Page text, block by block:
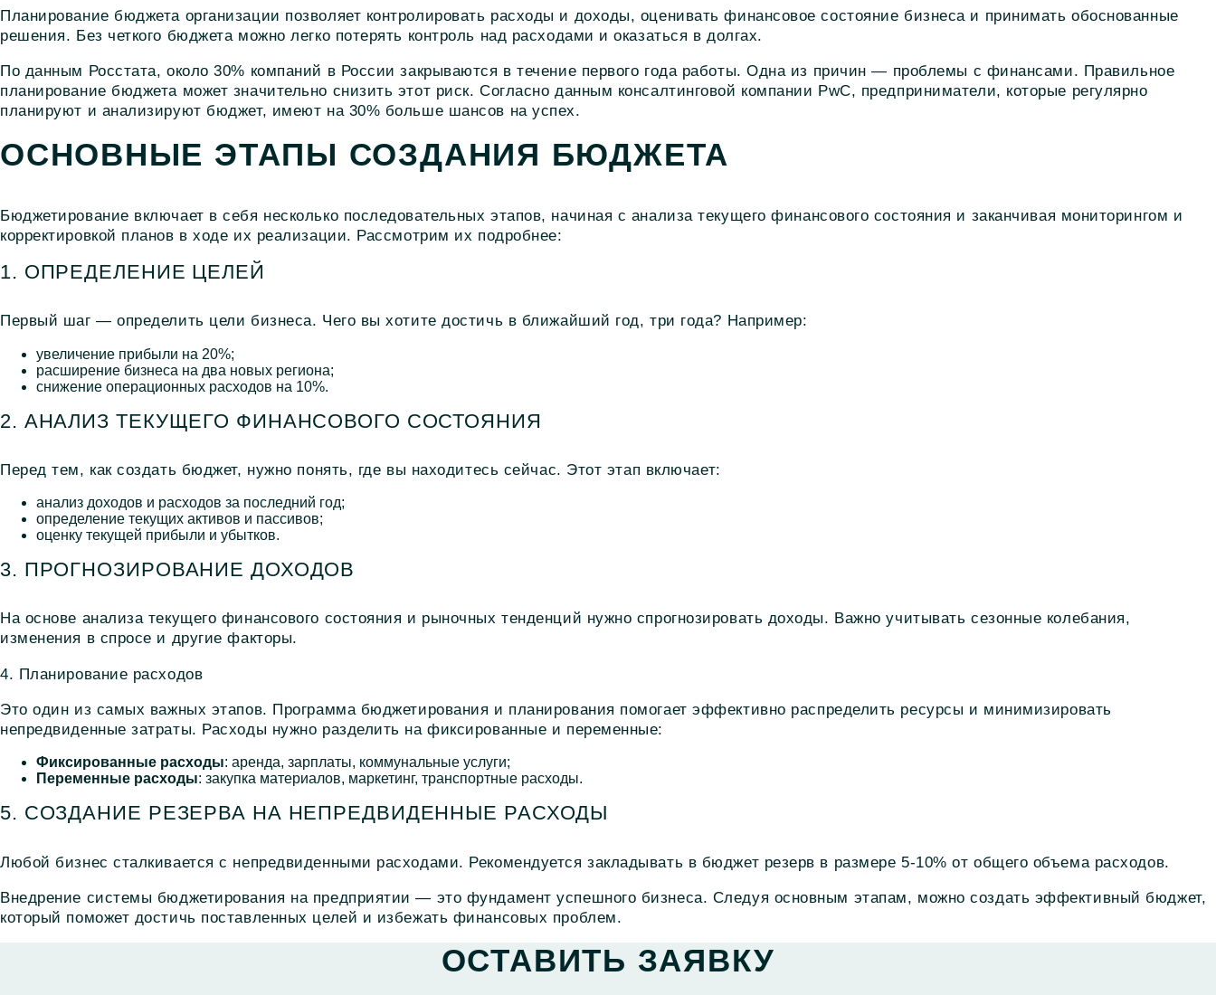
Планирование бюджета организации позволяет контролировать расходы и доходы, оценивать финансовое состояние бизнеса и принимать обоснованные
решения. Без четкого бюджета можно легко потерять контроль над расходами и оказаться в долгах.
По данным Росстата, около 30% компаний в России закрываются в течение первого года работы. Одна из причин — проблемы с финансами. Правильное
планирование бюджета может значительно снизить этот риск. Согласно данным консалтинговой компании PwC, предприниматели, которые регулярно
планируют и анализируют бюджет, имеют на 30% больше шансов на успех.
ОСНОВНЫЕ ЭТАПЫ СОЗДАНИЯ БЮДЖЕТА
Бюджетирование включает в себя несколько последовательных этапов, начиная с анализа текущего финансового состояния и заканчивая мониторингом и
корректировкой планов в ходе их реализации. Рассмотрим их подробнее:
1. ОПРЕДЕЛЕНИЕ ЦЕЛЕЙ
Первый шаг — определить цели бизнеса. Чего вы хотите достичь в ближайший год, три года? Например:
увеличение прибыли на 20%;
расширение бизнеса на два новых региона;
снижение операционных расходов на 10%.
2. АНАЛИЗ ТЕКУЩЕГО ФИНАНСОВОГО СОСТОЯНИЯ
Перед тем, как создать бюджет, нужно понять, где вы находитесь сейчас. Этот этап включает:
анализ доходов и расходов за последний год;
определение текущих активов и пассивов;
оценку текущей прибыли и убытков.
3. ПРОГНОЗИРОВАНИЕ ДОХОДОВ
На основе анализа текущего финансового состояния и рыночных тенденций нужно спрогнозировать доходы. Важно учитывать сезонные колебания,
изменения в спросе и другие факторы.
4. Планирование расходов
Это один из самых важных этапов. Программа бюджетирования и планирования помогает эффективно распределить ресурсы и минимизировать
непредвиденные затраты. Расходы нужно разделить на фиксированные и переменные:
Фиксированные расходы: аренда, зарплаты, коммунальные услуги;
Переменные расходы: закупка материалов, маркетинг, транспортные расходы.
5. СОЗДАНИЕ РЕЗЕРВА НА НЕПРЕДВИДЕННЫЕ РАСХОДЫ
Любой бизнес сталкивается с непредвиденными расходами. Рекомендуется закладывать в бюджет резерв в размере 5-10% от общего объема расходов.
Внедрение системы бюджетирования на предприятии — это фундамент успешного бизнеса. Следуя основным этапам, можно создать эффективный бюджет,
который поможет достичь поставленных целей и избежать финансовых проблем.
ОСТАВИТЬ ЗАЯВКУ